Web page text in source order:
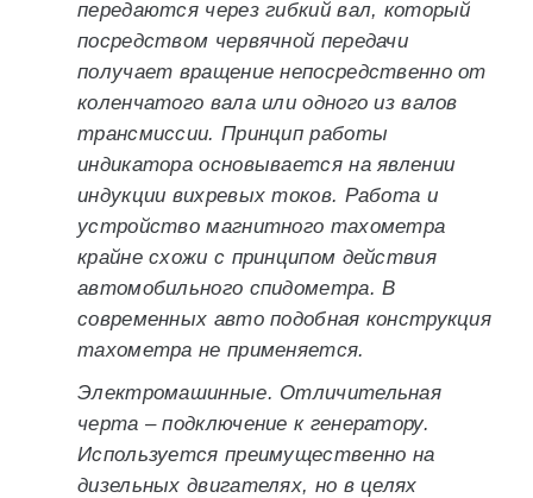
передаются через гибкий вал, который
посредством червячной передачи
получает вращение непосредственно от
коленчатого вала или одного из валов
трансмиссии. Принцип работы
индикатора основывается на явлении
индукции вихревых токов. Работа и
устройство магнитного тахометра
крайне схожи с принципом действия
автомобильного спидометра. В
современных авто подобная конструкция
тахометра не применяется.
Электромашинные. Отличительная
черта – подключение к генератору.
Используется преимущественно на
дизельных двигателях, но в целях